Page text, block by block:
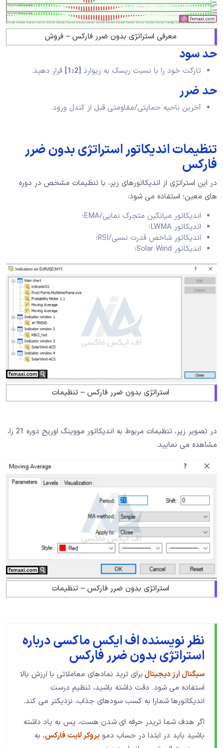
معرفی استراتژی بدون ضرر فارکس – فروش
حد سود
تارگت خود را با نسبت ریسک به ریوارد [1:2] قرار دهید.
حد ضرر
آخرین ناحیه حمایتی/مقاومتی قبل از کندل ورود.
تنظیمات اندیکاتور استراتژی بدون ضرر
فارکس
در این استراتژی از اندیکاتورهای زیر، با تنظیمات مشخص در دوره
های معین؛ استفاده می شود:
اندیکاتور میانگین متجرک نمایی/EMA؛
اندیکاتور LWMA؛
اندیکاتور شاخص قدرت نسبی/RSI؛
اندیکاتور Solar Wind؛
استراتژی بدون ضرر فارکس – تنظیمات
در تصویر زیر، تنظبمات مربوط به اندیکاتور مووینگ اوریج دوره 21 را،
مشاهده می نمایید.
استراتژی بدون ضرر فارکس – تنظیمات
نظر نویسنده اف ایکس ماکسی درباره
استراتژی بدون ضرر فارکس
سیگنال ارز دیجیتال برای ترید نمادهای معاملاتی با ارزش بالا
استفاده می شود. دقت داشته باشید، تنظیم درست
اندیکاتورها شمارا به کسب سودهای جذاب، نزدیکتر می کند.
اگر هدف شما تریدر حرفه ای شدن هست، پس به یاد داشته
باشید باید در ابتدا در حساب دمو بروکر لایت فارکس، به